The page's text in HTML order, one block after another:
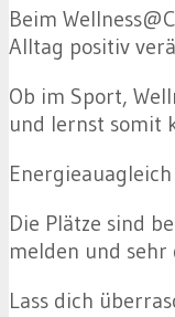
Beim
Alltag positiv
Ob im Sport,
und lernst somit
Die Plätze sind
melden und
Lass dich